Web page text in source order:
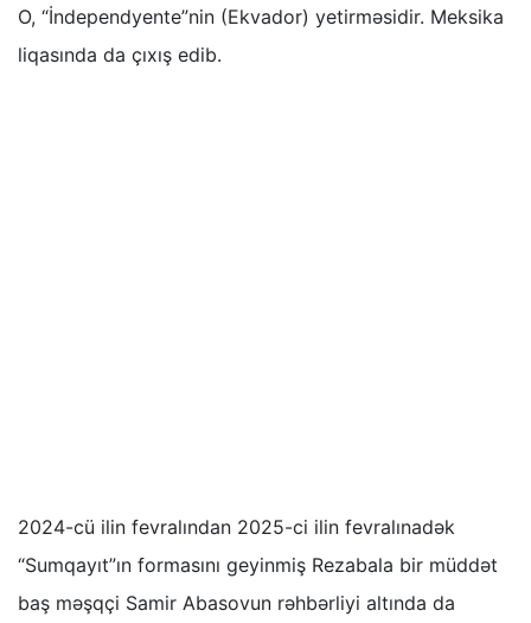
O, “İndependyente”nin (Ekvador) yetirməsidir. Meksika
liqasında da çıxış edib.
2024-cü ilin fevralından 2025-ci ilin fevralınadək
“Sumqayıt”ın formasını geyinmiş Rezabala bir müddət
baş məşqçi Samir Abasovun rəhbərliyi altında da